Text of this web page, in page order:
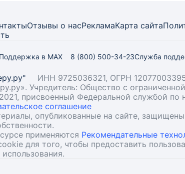
Отзывы о насРекламаКарта сайта
Поддержка в MAX 8 (800) 500-34-23Служба
ИНН 9725036321, ОГРН
Учредитель: Общество с
присвоенный Федеральной службой
соглашение
опубликованные на сайте,
применяются Рекомендательные
для того, чтобы предоставить